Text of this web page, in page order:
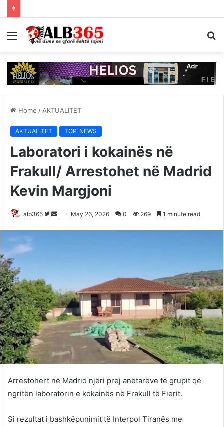
Menu
Home / AKTUALITET
AKTUALITET TOP-NEWS
Laboratori i kokainës në
Frakull/ Arrestohet në Madrid
Kevin Margjoni
alb365
Follow
Send May 26, 2026 0 269 1 minute read
Arrestohert në Madrid njëri prej anëtarëve të grupit që
ngritën laboratorin e kokainës në Frakull të Fierit.
Si rezultat i bashkëpunimit të Interpol Tiranës me